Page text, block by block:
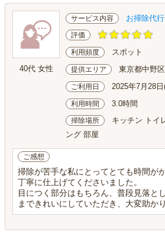
40代 女性
サービス内容 お掃除代行
評価
利用頻度 スポット
提供エリア 東京都中野区
ご利用日 2025年7月28
利用時間 3.0時間
掃除場所
キッチン トイ
ング 部屋
ご感想
掃除が苦手な私にとってとても時間が
丁寧に仕上げてくださいました。
目につく部分はもちろん、普段見落と
まできれいにしていただき、大変助か